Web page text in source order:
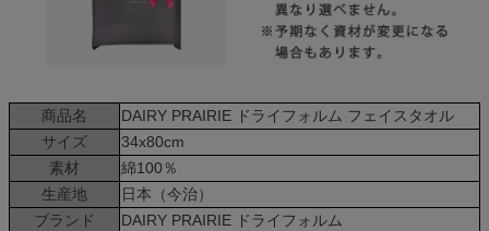
商品名
DAIRY PRAIRIE ドライフォルム フェイスタオル
サイズ
34x80cm
素材
綿100％
生産地
日本（今治）
ブランド
DAIRY PRAIRIE ドライフォルム